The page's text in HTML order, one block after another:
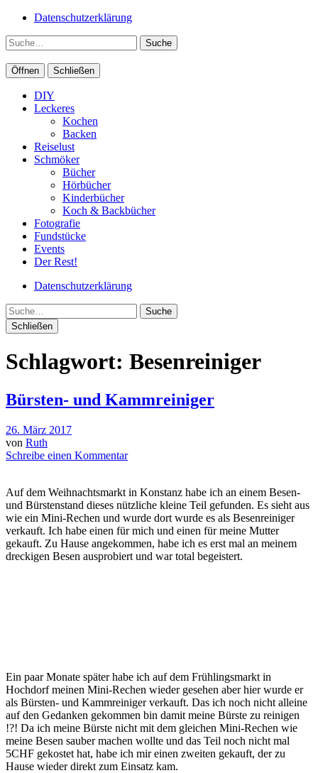
Datenschutzerklärung
Suche
Öffnen Schließen
DIY
Leckeres
Kochen
Backen
Reiselust
Schmöker
Bücher
Hörbücher
Kinderbücher
Koch & Backbücher
Fotografie
Fundstücke
Events
Der Rest!
Datenschutzerklärung
Suche
Schließen
Schlagwort: Besenreiniger
Bürsten- und Kammreiniger
26. März 2017
von Ruth
Schreibe einen Kommentar
Auf dem Weihnachtsmarkt in Konstanz habe ich an einem Besen-
und Bürstenstand dieses nützliche kleine Teil gefunden. Es sieht aus
wie ein Mini-Rechen und wurde dort wurde es als Besenreiniger
verkauft. Ich habe einen für mich und einen für meine Mutter
gekauft. Zu Hause angekommen, habe ich es erst mal an meinem
dreckigen Besen ausprobiert und war total begeistert.
Ein paar Monate später habe ich auf dem Frühlingsmarkt in
Hochdorf meinen Mini-Rechen wieder gesehen aber hier wurde er
als Bürsten- und Kammreiniger verkauft. Das ich noch nicht alleine
auf den Gedanken gekommen bin damit meine Bürste zu reinigen
!?! Da ich meine Bürste nicht mit dem gleichen Mini-Rechen wie
meine Besen sauber machen wollte und das Teil noch nicht mal
5CHF gekostet hat, habe ich mir einen zweiten gekauft, der zu
Hause wieder direkt zum Einsatz kam.